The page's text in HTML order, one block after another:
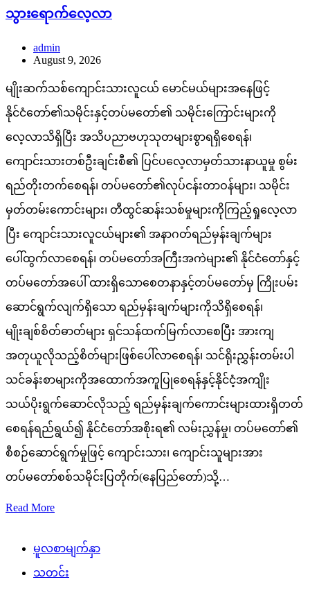
သွားရောက်လေ့လာ
admin
August 9, 2026
မျိုးဆက်သစ်ကျောင်းသားလူငယ် မောင်မယ်များအနေဖြင့်
နိုင်ငံတော်၏သမိုင်းနှင့်တပ်မတော်၏ သမိုင်းကြောင်းများကို
လေ့လာသိရှိပြီး အသိပညာဗဟုသုတများစွာရရှိစေရန်၊
ကျောင်းသားတစ်ဦးချင်းစီ၏ ပြင်ပလေ့လာမှတ်သားနာယူမှု စွမ်း
ရည်တိုးတက်စေရန်၊ တပ်မတော်၏လုပ်ငန်းတာဝန်များ၊ သမိုင်း
မှတ်တမ်းကောင်းများ၊ တီထွင်ဆန်းသစ်မှုများကိုကြည့်ရှုလေ့လာ
ပြီး ကျောင်းသားလူငယ်များ၏ အနာဂတ်ရည်မှန်းချက်များ
ပေါ်ထွက်လာစေရန်၊ တပ်မတော်အကြီးအကဲများ၏ နိုင်ငံတော်နှင့်
တပ်မတော်အပေါ် ထားရှိသောစေတနာနှင့်တပ်မတော်မှ ကြိုးပမ်း
ဆောင်ရွက်လျက်ရှိသော ရည်မှန်းချက်များကိုသိရှိစေရန်၊
မျိုးချစ်စိတ်ဓာတ်များ ရှင်သန်ထက်မြက်လာစေပြီး အားကျ
အတုယူလိုသည့်စိတ်များဖြစ်ပေါ်လာစေရန်၊ သင်ရိုးညွှန်းတမ်းပါ
သင်ခန်းစာများကိုအထောက်အကူပြုစေရန်နှင့်နိုင်ငံ့အကျိုး
သယ်ပိုးရွက်ဆောင်လိုသည့် ရည်မှန်းချက်ကောင်းများထားရှိတတ်
စေရန်ရည်ရွယ်၍ နိုင်ငံတော်အစိုးရ၏ လမ်းညွှန်မှု၊ တပ်မတော်၏
စီစဉ်ဆောင်ရွက်မှုဖြင့် ကျောင်းသား၊ ကျောင်းသူများအား
တပ်မတော်စစ်သမိုင်းပြတိုက်(နေပြည်တော်)သို့…
Read More
မူလစာမျက်နှာ
သတင်း